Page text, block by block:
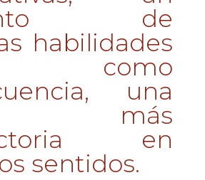
de
habilidades
una
más
en
sentidos.